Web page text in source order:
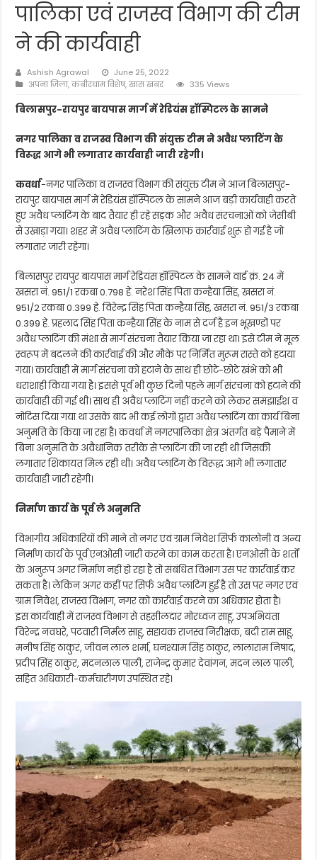
पालिका एवं राजस्व विभाग की टीम
ने की कार्यवाही
Ashish Agrawal
June 25, 2022
अपना जिला,कबीरधाम विशेष,खास खबर 335 Views
बिलासपुर-रायपुर बायपास मार्ग में रेडियंस हॉस्पिटल के सामने
नगर पालिका व राजस्व विभाग की संयुक्त टीम ने अवैध प्लाटिंग के
विरूद्ध आगे भी लगातार कार्यवाही जारी रहेगी।
कवर्धा-नगर पालिका व राजस्व विभाग की संयुक्त टीम ने आज बिलासपुर-
रायपुर बायपास मार्ग में रेडियंस हॉस्पिटल के सामने आज बड़ी कार्यवाही करते
हुए अवैध प्लाटिंग के बाद तैयार ही रहे सड़क और अवैध संरचनाओं को जेसीबी
से उखाड़ा गया। शहर में अवैध प्लाटिंग के खिलाफ कार्रवाई शुरू हो गई है जो
लगातार जारी रहेगा।
बिलासपुर रायपुर बायपास मार्ग रेडियंस हॉस्पिटल के सामने वार्ड क्रं. 24 में
खसरा नं. 951/1 रकबा 0.798 हे. नरेश सिंह पिता कन्हैया सिंह, खसरा नं.
951/2 रकबा 0.399 हे. विरेन्द्र सिंह पिता कन्हैया सिंह, खसरा नं. 951/3 रकबा
0.399 हे. प्रहलाद सिंह पिता कन्हैया सिंह के नाम से दर्ज है इन भूखण्डों पर
अवैध प्लाटिंग की मंशा से मार्ग संरचना तैयार किया जा रहा था। इसे टीम ने मूल
स्वरूप में बदलने की कार्रवाई की और मौके पर निर्मित मुरूम रास्ते को हटाया
गया। कार्यवाही में मार्ग संरचना को हटाने के साथ ही छोटे-छोटे खंभे को भी
धराशाही किया गया है। इससे पूर्व भी कुछ दिनों पहले मार्ग संरचना को हटाने की
कार्यवाही की गई थी। साथ ही अवैध प्लाटिंग नहीं करने को लेकर समझाईश व
नोटिस दिया गया था उसके बाद भी कई लोगों द्वारा अवैध प्लाटिंग का कार्य बिना
अनुमति के किया जा रहा है। कवर्धा में नगरपालिका क्षेत्र अंतर्गत बड़े पैमाने में
बिना अनुमति के अवैधानिक तरीके से प्लाटिंग की जा रही थी जिसकी
लगातार शिकायत मिल रही थी। अवैध प्लाटिंग के विरूद्ध आगे भी लगातार
कार्यवाही जारी रहेगी।
निर्माण कार्य के पूर्व ले अनुमति
विभागीय अधिकारियों की माने तो नगर एवं ग्राम निवेश सिर्फ कालोनी व अन्य
निर्माण कार्य के पूर्व एनओसी जारी करने का काम करता है। एनओसी के शर्तों
के अनुरूप अगर निर्माण नहीं हो रहा है तो संबंधित विभाग उस पर कार्रवाई कर
सकता है। लेकिन अगर कहीं पर सिर्फ अवैध प्लांटिंग हुई है तो उस पर नगर एवं
ग्राम निवेश, राजस्व विभाग, नगर को कार्रवाई करने का अधिकार होता है।
इस कार्यवाही में राजस्व विभाग से तहसीलदार मोरध्वज साहू, उपअभियंता
विरेन्द्र नवघरे, पटवारी निर्मल साहू, सहायक राजस्व निरीक्षक, बदी राम साहू,
मनीष सिंह ठाकुर, जीवन लाल शर्मा, घनश्याम सिंह ठाकुर, लालाराम निषाद,
प्रदीप सिंह ठाकुर, मदनलाल पाली, राजेन्द्र कुमार देवांगन, मदन लाल पाली,
सहित अधिकारी-कर्मचारीगण उपस्थित रहे।